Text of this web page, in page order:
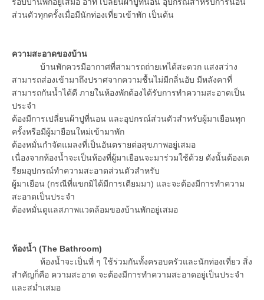
ส่วนตัวทุกครั้งเมื่อมีนักท่องเที่ยวเข้าพัก เป็นต้น
ความสะอาดของบ้าน
บ้านพักควรมีอากาศที่สามารถถ่ายเทได้สะดวก แสงสว่าง
สามารถส่องเข้ามาถึงปราศจากความชื้นไม่มีกลิ่นอับ มีหลังคาที่
สามารถกันน้ำได้ดี ภายในห้องพักต้องได้รับการทำความสะอาดเป็น
ประจำ
ต้องมีการเปลี่ยนผ้าปูที่นอน และอุปกรณ์ส่วนตัวสำหรับผู้มาเยือนทุก
ครั้งหรือมีผู้มายือนใหม่เข้ามาพัก
ต้องหมั่นกำจัดแมลงที่เป็นอันตรายต่อสุขภาพอยู่เสมอ
เนื่องจากห้องน้ำจะเป็นห้องที่ผู้มาเยือนจะมาร่วมใช้ด้วย ดังนั้นต้องเต
รียมอุปกรณ์ทำความสะอาดส่วนตัวสำหรับ
ผู้มาเยือน (กรณีที่แขกมิได้มีการเตียมมา) และจะต้องมีการทำความ
สะอาดเป็นประจำ
ต้องหมั่นดูแลสภาพแวดล้อมของบ้านพักอยู่เสมอ
ห้องน้ำ (The Bathroom)
ห้องน้ำจะเป็นที่ ๆ ใช้ร่วมกันทั้งครอบครัวและนักท่องเที่ยว สิ่ง
สำคัญก็คือ ความสะอาด จะต้องมีการทำความสะอาดอยู่เป็นประจำ
และสม่ำเสมอ